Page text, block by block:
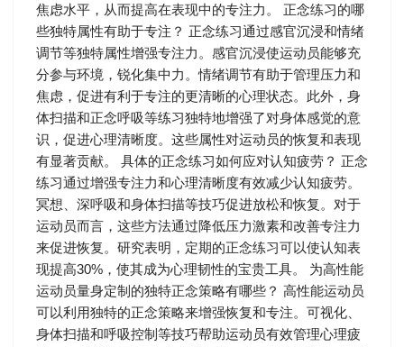
焦虑水平，从而提高在表现中的专注力。 正念练习的哪
些独特属性有助于专注？ 正念练习通过感官沉浸和情绪
调节等独特属性增强专注力。感官沉浸使运动员能够充
分参与环境，锐化集中力。情绪调节有助于管理压力和
焦虑，促进有利于专注的更清晰的心理状态。此外，身
体扫描和正念呼吸等练习独特地增强了对身体感觉的意
识，促进心理清晰度。这些属性对运动员的恢复和表现
有显著贡献。 具体的正念练习如何应对认知疲劳？ 正念
练习通过增强专注力和心理清晰度有效减少认知疲劳。
冥想、深呼吸和身体扫描等技巧促进放松和恢复。对于
运动员而言，这些方法通过降低压力激素和改善专注力
来促进恢复。研究表明，定期的正念练习可以使认知表
现提高30%，使其成为心理韧性的宝贵工具。 为高性能
运动员量身定制的独特正念策略有哪些？ 高性能运动员
可以利用独特的正念策略来增强恢复和专注。可视化、
身体扫描和呼吸控制等技巧帮助运动员有效管理心理疲